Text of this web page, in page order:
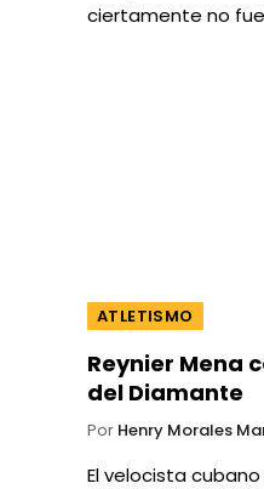
ciertamente no
ATLETISMO
Reynier Mena
del Diamante
Por Henry Morales
El velocista